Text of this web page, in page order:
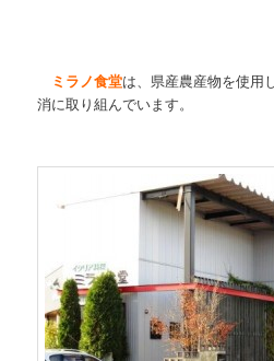
ミラノ食堂は、県産農産物を使用
消に取り組んでいます。